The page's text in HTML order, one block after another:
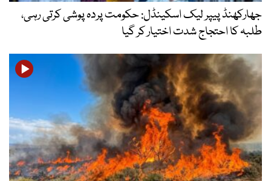
جھارکھنڈ پیپر لیک اسکینڈل: حکومت پردہ پوشی کرتی رہی،
طلبہ کا احتجاج شدت اختیار کر گیا